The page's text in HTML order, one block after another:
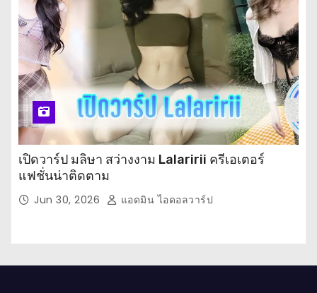
เปิดวาร์ป มลิษา สว่างงาม Lalaririi ครีเอเตอร์
แฟชั่นน่าติดตาม
Jun 30, 2026 แอดมิน ไอดอลวาร์ป